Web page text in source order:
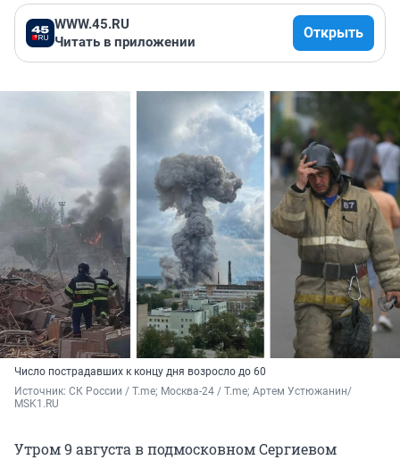
WWW.45.RU
Читать в приложении
Открыть
Число пострадавших к концу дня возросло до 60
Источник: СК России / T.me; Москва-24 / T.me; Артем Устюжанин/
MSK1.RU
Утром 9 августа в подмосковном Сергиевом